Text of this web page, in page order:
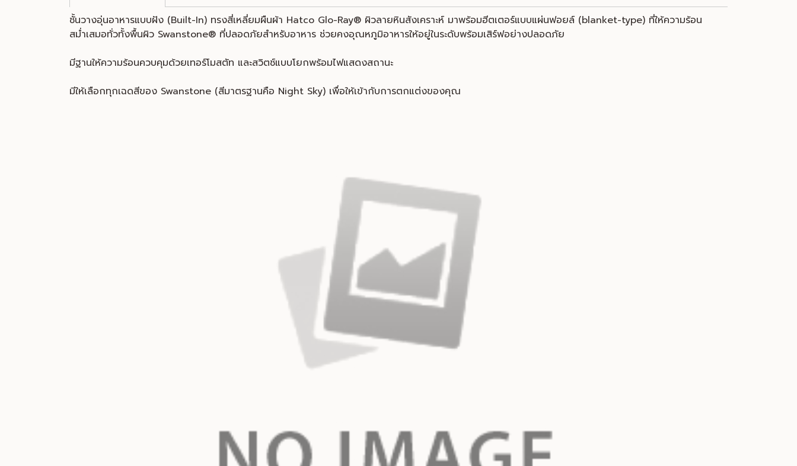
ชั้นวางอุ่นอาหารแบบฝัง (Built-In) ทรงสี่เหลี่ยมผืนผ้า Hatco Glo-Ray® ผิวลายหินสังเคราะห์ มาพร้อมฮีตเตอร์แบบแผ่นฟอยล์ (blanket-type) ที่ให้ความร้อน
สม่ำเสมอทั่วทั้งพื้นผิว Swanstone® ที่ปลอดภัยสำหรับอาหาร ช่วยคงอุณหภูมิอาหารให้อยู่ในระดับพร้อมเสิร์ฟอย่างปลอดภัย
มีฐานให้ความร้อนควบคุมด้วยเทอร์โมสตัท และสวิตช์แบบโยกพร้อมไฟแสดงสถานะ
มีให้เลือกทุกเฉดสีของ Swanstone (สีมาตรฐานคือ Night Sky) เพื่อให้เข้ากับการตกแต่งของคุณ